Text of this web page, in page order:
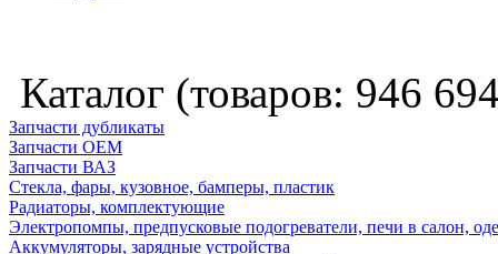
Каталог (товаров: 946
Запчасти дубликаты
Запчасти ОЕМ
Запчасти ВАЗ
Стекла, фары, кузовное, бамперы, пластик
Радиаторы, комплектующие
Электропомпы, предпусковые подогреватели, печи в салон,
Аккумуляторы, зарядные устройства